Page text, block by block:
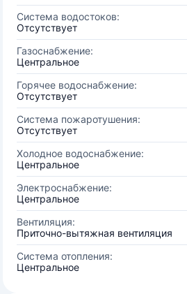
Система водостоков:
Отсутствует
Газоснабжение:
Центральное
Горячее водоснабжение:
Отсутствует
Система пожаротушения:
Отсутствует
Холодное водоснабжение:
Центральное
Электроснабжение:
Центральное
Вентиляция:
Приточно-вытяжная вентиляция
Система отопления:
Центральное